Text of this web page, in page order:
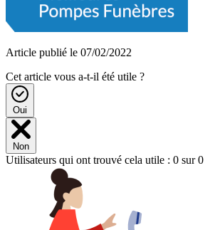
Article publié le 07/02/2022
Cet article vous a-t-il été utile ?
Oui
Non
Utilisateurs qui ont trouvé cela utile : 0 sur 0